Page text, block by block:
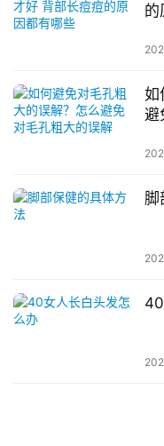
的
如
避
脚